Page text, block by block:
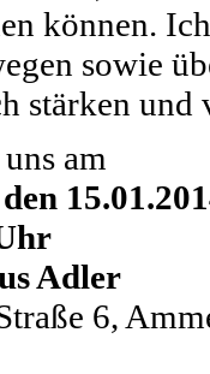
können.
sowie
stärken und
am
Adler
6,